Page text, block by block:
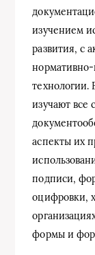
изучением
развития, с
нормативно-
технологии.
изучают все
аспекты их
подписи,
оцифровки,
формы и